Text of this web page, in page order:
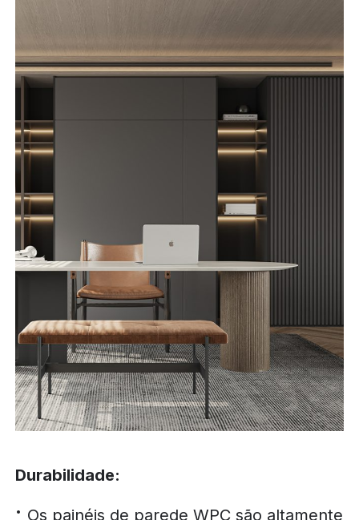
Durabilidade:
Os painéis de parede WPC são altamente